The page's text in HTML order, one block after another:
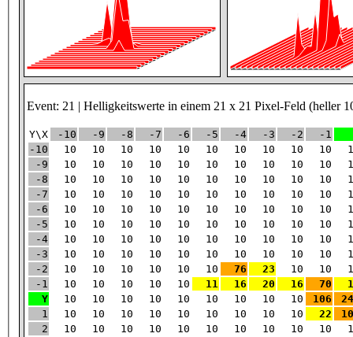
Event: 21 | Helligkeitswerte in einem 21 x 21 Pixel-Feld (heller
Y\X -10 -9 -8 -7 -6 -5 -4 -3 -2 -1
-10
10 10 10 10 10 10 10 10 10 10
-9
10 10 10 10 10 10 10 10 10 10
-8
10 10 10 10 10 10 10 10 10 10
-7
10 10 10 10 10 10 10 10 10 10
-6
10 10 10 10 10 10 10 10 10 10
-5
10 10 10 10 10 10 10 10 10 10
-4
10 10 10 10 10 10 10 10 10 10
-3
10 10 10 10 10 10 10 10 10 10
-2
10 10 10 10 10 10 76 23 10 10
-1
10 10 10 10 10 11 16 20 16 70
Y
10 10 10 10 10 10 10 10 10 106
1
10 10 10 10 10 10 10 10 10 22
2
10 10 10 10 10 10 10 10 10 10